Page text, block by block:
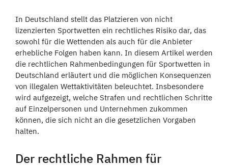
In Deutschland stellt das Platzieren von nicht
lizenzierten Sportwetten ein rechtliches Risiko dar, das
sowohl für die Wettenden als auch für die Anbieter
erhebliche Folgen haben kann. In diesem Artikel werden
die rechtlichen Rahmenbedingungen für Sportwetten in
Deutschland erläutert und die möglichen Konsequenzen
von illegalen Wettaktivitäten beleuchtet. Insbesondere
wird aufgezeigt, welche Strafen und rechtlichen Schritte
auf Einzelpersonen und Unternehmen zukommen
können, die sich nicht an die gesetzlichen Vorgaben
halten.
Der rechtliche Rahmen für